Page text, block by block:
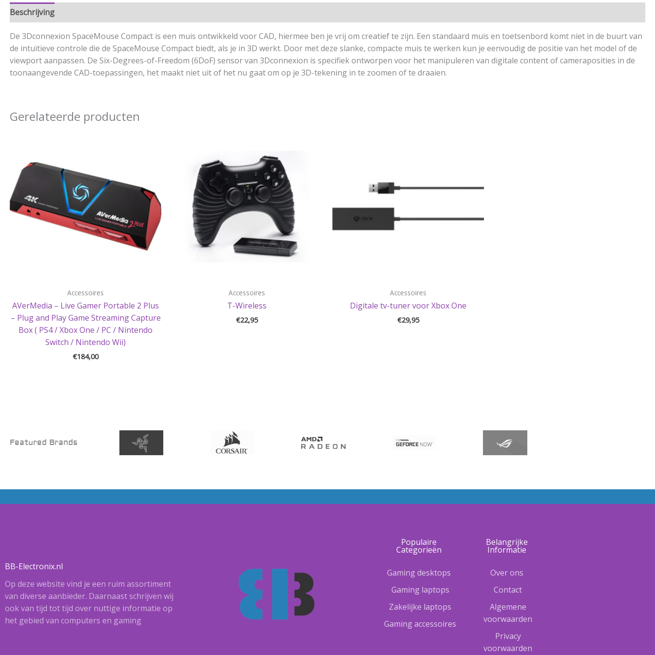
Beschrijving
De 3Dconnexion SpaceMouse Compact is een muis ontwikkeld voor CAD, hiermee ben je vrij om creatief te zijn. Een standaard muis en toetsenbord komt niet in de buurt van
de intuïtieve controle die de SpaceMouse Compact biedt, als je in 3D werkt. Door met deze slanke, compacte muis te werken kun je eenvoudig de positie van het model of de
viewport aanpassen. De Six-Degrees-of-Freedom (6DoF) sensor van 3Dconnexion is specifiek ontworpen voor het manipuleren van digitale content of cameraposities in de
toonaangevende CAD-toepassingen, het maakt niet uit of het nu gaat om op je 3D-tekening in te zoomen of te draaien.
Gerelateerde producten
Accessoires
AVerMedia – Live Gamer Portable 2 Plus
– Plug and Play Game Streaming Capture
Box ( PS4 / Xbox One / PC / Nintendo
Switch / Nintendo Wii)
€184,00
Accessoires
T-Wireless
€22,95
Accessoires
Digitale tv-tuner voor Xbox One
€29,95
Featured Brands
BB-Electronix.nl
Op deze website vind je een ruim assortiment
van diverse aanbieder. Daarnaast schrijven wij
ook van tijd tot tijd over nuttige informatie op
het gebied van computers en gaming
Populaire
Categorieën
Gaming desktops
Gaming laptops
Zakelijke laptops
Gaming accessoires
Belangrijke
Informatie
Over ons
Contact
Algemene
voorwaarden
Privacy
voorwaarden